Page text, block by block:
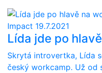
Impact 19.7.2021
Lída jde po
Skrytá introvertka, Lída
český workcamp. Už od